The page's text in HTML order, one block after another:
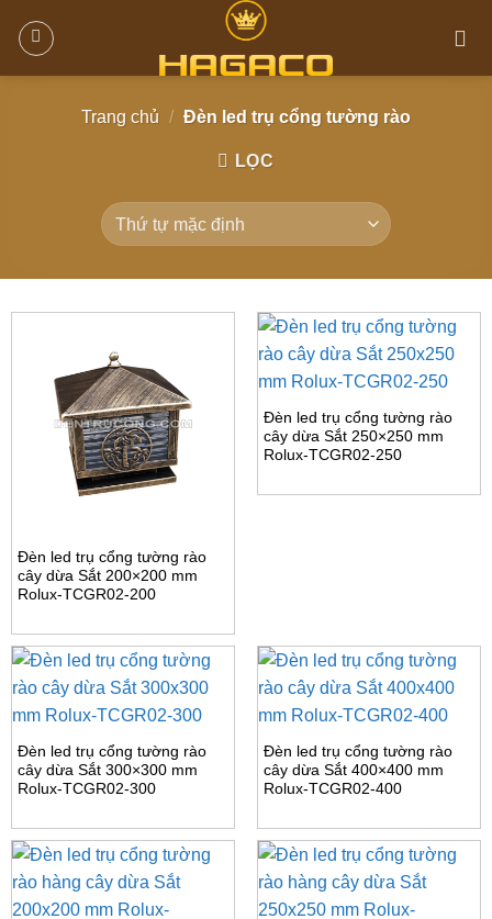
Trang chủ / Đèn led trụ cổng tường rào
LỌC
Đèn led trụ cổng tường rào
cây dừa Sắt 200×200 mm
Rolux-TCGR02-200
Đèn led trụ cổng tường rào
cây dừa Sắt 250×250 mm
Rolux-TCGR02-250
Đèn led trụ cổng tường rào
cây dừa Sắt 300×300 mm
Rolux-TCGR02-300
Đèn led trụ cổng tường rào
cây dừa Sắt 400×400 mm
Rolux-TCGR02-400